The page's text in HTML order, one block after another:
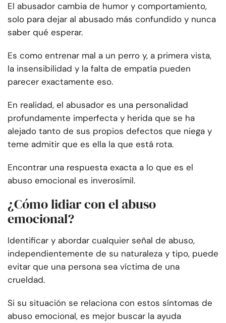
El abusador cambia de humor y comportamiento,
solo para dejar al abusado más confundido y nunca
saber qué esperar.
Es como entrenar mal a un perro y, a primera vista,
la insensibilidad y la falta de empatía pueden
parecer exactamente eso.
En realidad, el abusador es una personalidad
profundamente imperfecta y herida que se ha
alejado tanto de sus propios defectos que niega y
teme admitir que es ella la que está rota.
Encontrar una respuesta exacta a lo que es el
abuso emocional es inverosímil.
¿Cómo lidiar con el abuso
emocional?
Identificar y abordar cualquier señal de abuso,
independientemente de su naturaleza y tipo, puede
evitar que una persona sea víctima de una
crueldad.
Si su situación se relaciona con estos síntomas de
abuso emocional, es mejor buscar la ayuda